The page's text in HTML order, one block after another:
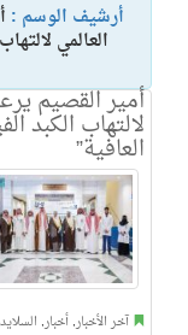
أرشيف الوسم :
العالمي
أمير القصيم
لالتهاب الكبد
العافية”
آخر الأخبار, أخبار,